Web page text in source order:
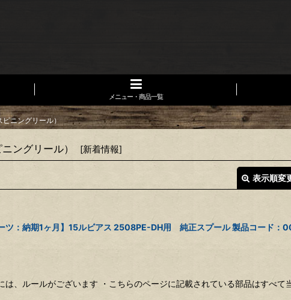
メニュー・商品一覧
ニングリール）
ングリール） [新着情報]
表示順変
ーツ：納期1ヶ月】15ルビアス 2508PE-DH用 純正スプール 製品コード
、ルールがございます ・こちらのページに記載されている部品はすべ